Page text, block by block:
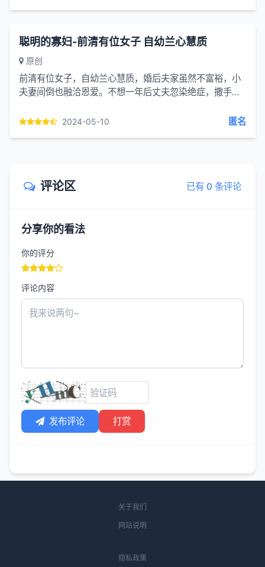
聪明的寡妇-前清有位女子 自幼兰心慧质
原创
前清有位女子，自幼兰心慧质，婚后夫家虽然不富裕，小
夫妻间倒也融洽恩爱。不想一年后丈夫忽染绝症，撒手西
十多岁的公公与日渐长大的小叔子。那少妇日夜操持...
2024-05-10 匿名
评论区 已有 0 条评论
分享你的看法
你的评分
评论内容
发布评论 打赏
关于我们
网站说明
隐私政策